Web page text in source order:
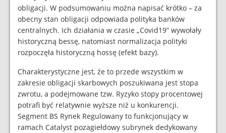
obligacji. W podsumowaniu można napisać krótko – za
obecny stan obligacji odpowiada polityka banków
centralnych. Ich działania w czasie „Covid19” wywołały
historyczną bessę, natomiast normalizacja polityki
rozpoczęła historyczną hossę (efekt bazy).
Charakterystyczne jest, że to przede wszystkim w
zakresie obligacji skarbowych poszukiwana jest stopa
zwrotu, a podejmowane tzw. Ryzyko stopy procentowej
potrafi być relatywnie wyższe niż u konkurencji.
Segment BS Rynek Regulowany to funkcjonujący w
ramach Catalyst pozagiełdowy subrynek dedykowany